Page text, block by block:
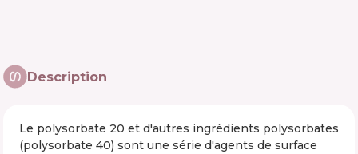
Description
Le polysorbate 20 et d'autres ingrédients polysorbates
(polysorbate 40) sont une série d'agents de surface